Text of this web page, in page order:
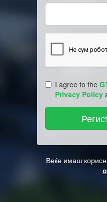
I agree to the
Privacy Policy
Веќе имаш